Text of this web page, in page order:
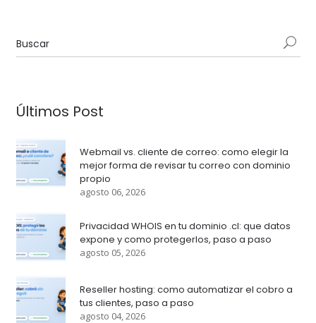
Últimos Post
Webmail vs. cliente de correo: como elegir la
mejor forma de revisar tu correo con dominio
propio
agosto 06, 2026
Privacidad WHOIS en tu dominio .cl: que datos
expone y como protegerlos, paso a paso
agosto 05, 2026
Reseller hosting: como automatizar el cobro a
tus clientes, paso a paso
agosto 04, 2026